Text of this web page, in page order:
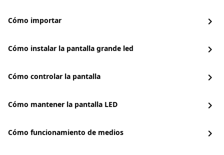
Cómo importar chevron_right
Cómo instalar la pantalla grande led chevron_right
Cómo controlar la pantalla chevron_right
Cómo mantener la pantalla LED chevron_right
Cómo funcionamiento de medios chevron_right